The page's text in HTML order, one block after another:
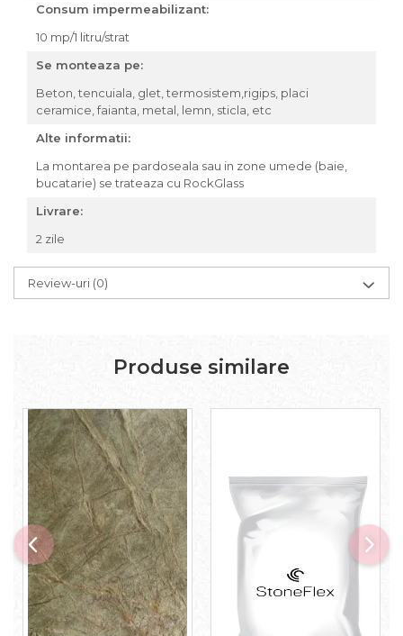
Consum impermeabilizant:
10 mp/1 litru/strat
Se monteaza pe:
Beton, tencuiala, glet, termosistem,rigips, placi
ceramice, faianta, metal, lemn, sticla, etc
Alte informatii:
La montarea pe pardoseala sau in zone umede (baie,
bucatarie) se trateaza cu RockGlass
Livrare:
2 zile
Review-uri (0)
Produse similare